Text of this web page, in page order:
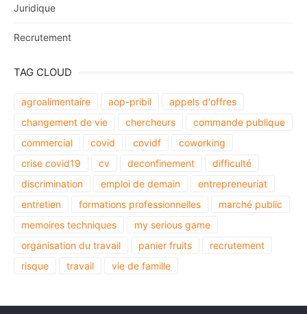
Juridique
Recrutement
TAG CLOUD
agroalimentaire aop-pribil
appels d'offres
changement de vie
chercheurs
commande publique
commercial
covid covidf
coworking
crise covid19
cv deconfinement
difficulté
discrimination
emploi de demain
entrepreneuriat
entretien
formations professionnelles
marché public
memoires techniques
my serious game
organisation du travail
panier fruits
recrutement
risque
travail vie de famille